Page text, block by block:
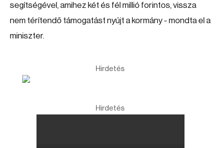
segítségével, amihez két és fél millió forintos, vissza
nem térítendő támogatást nyújt a kormány - mondta el a
miniszter.
Hirdetés
Hirdetés